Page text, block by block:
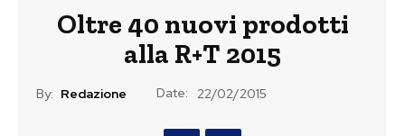
Oltre 40 nuovi prodotti
alla R+T 2015
By: Redazione Date: 22/02/2015